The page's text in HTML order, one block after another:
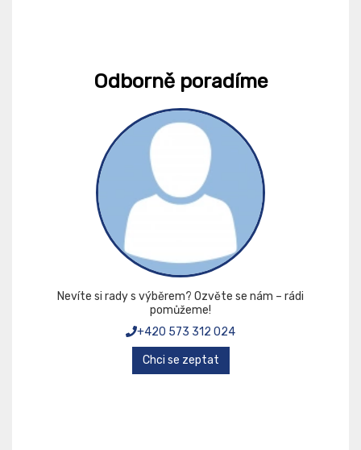
Odborně poradíme
Nevíte si rady s výběrem? Ozvěte se nám – rádi
pomůžeme!
+420 573 312 024
Chci se zeptat